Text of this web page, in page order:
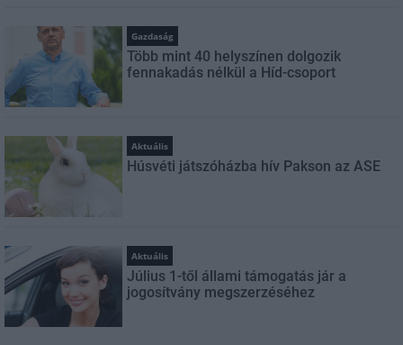
Gazdaság
Több mint 40 helyszínen dolgozik
fennakadás nélkül a Híd-csoport
Aktuális
Húsvéti játszóházba hív Pakson az ASE
Aktuális
Július 1-től állami támogatás jár a
jogosítvány megszerzéséhez